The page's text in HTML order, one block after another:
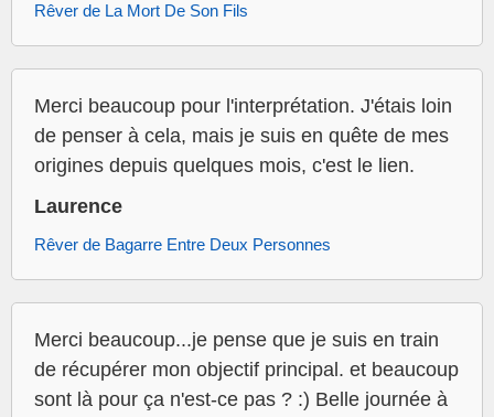
Rêver de La Mort De Son Fils
Merci beaucoup pour l'interprétation. J'étais loin
de penser à cela, mais je suis en quête de mes
origines depuis quelques mois, c'est le lien.
Laurence
Rêver de Bagarre Entre Deux Personnes
Merci beaucoup...je pense que je suis en train
de récupérer mon objectif principal. et beaucoup
sont là pour ça n'est-ce pas ? :) Belle journée à